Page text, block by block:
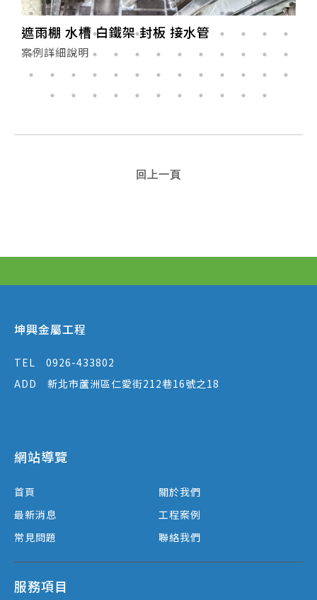
遮雨棚 水槽 白鐵架 封板 接水管
案例詳細說明
回上一頁
坤興金屬工程
TEL
0926-433802
ADD
新北市蘆洲區仁愛街212巷16號之18
網站導覽
首頁
關於我們
最新消息
工程案例
常見問題
聯絡我們
服務項目